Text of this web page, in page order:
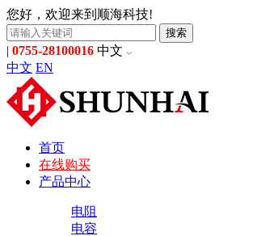
您好，欢迎来到顺海科技!
搜索
| 0755-28100016 中文
中文 EN
首页
在线购买
产品中心
电阻
电容